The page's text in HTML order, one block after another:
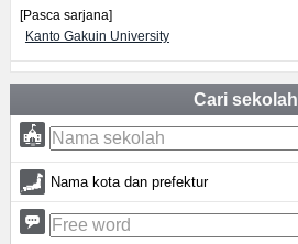
[Pasca sarjana]
Kanto Gakuin University
Cari sekolah
Nama kota dan prefektur